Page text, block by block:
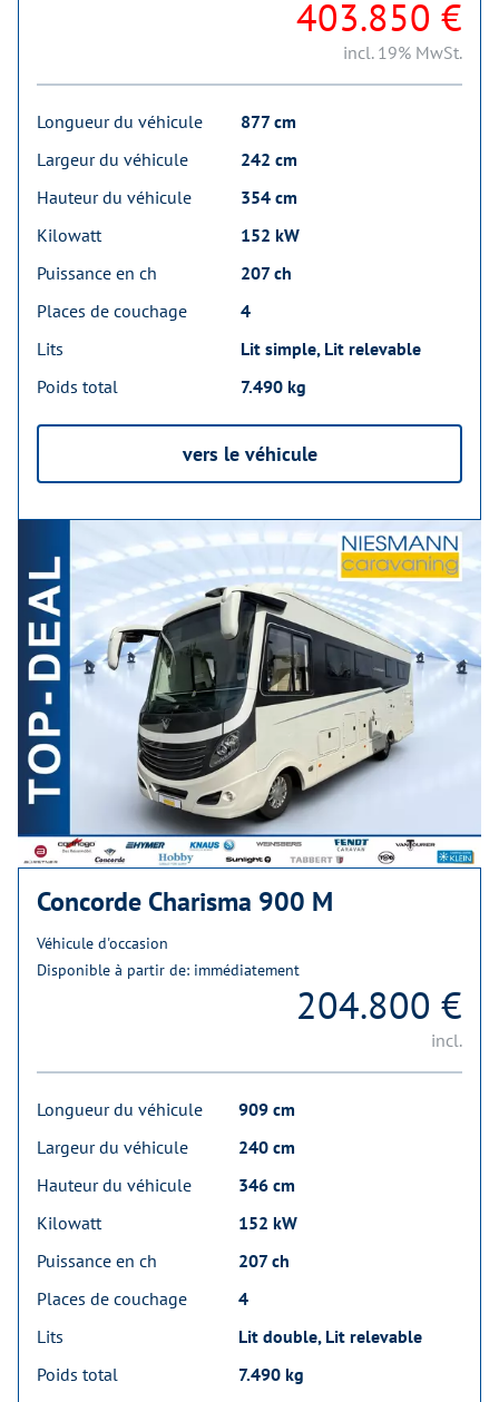
403.850 €
incl. 19% MwSt.
Longueur du véhicule
877 cm
Largeur du véhicule
242 cm
Hauteur du véhicule
354 cm
Kilowatt
152 kW
Puissance en ch
207 ch
Places de couchage
4
Lits
Lit simple, Lit relevable
Poids total
7.490 kg
vers le véhicule
Concorde Charisma 900 M
Véhicule d'occasion
Disponible à partir de: immédiatement
204.800 €
incl.
Longueur du véhicule
909 cm
Largeur du véhicule
240 cm
Hauteur du véhicule
346 cm
Kilowatt
152 kW
Puissance en ch
207 ch
Places de couchage
4
Lits
Lit double, Lit relevable
Poids total
7.490 kg